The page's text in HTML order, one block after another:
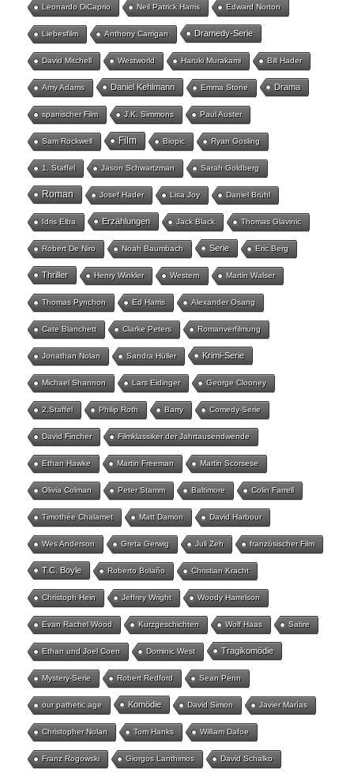
Leonardo DiCaprio Neil Patrick Harris Edward Norton
Liebesfilm Anthony Carrigan Dramedy-Serie
David Mitchell Westworld Haruki Murakami Bill Hader
Amy Adams Daniel Kehlmann Emma Stone Drama
spanischer Film J.K. Simmons Paul Auster
Sam Rockwell Film Biopic Ryan Gosling
1. Staffel Jason Schwartzman Sarah Goldberg
Roman Josef Hader Lisa Joy Daniel Brühl
Idris Elba Erzählungen Jack Black Thomas Glavinic
Robert De Niro Noah Baumbach Serie Eric Berg
Thriller Henry Winkler Western Martin Walser
Thomas Pynchon Ed Harris Alexander Osang
Cate Blanchett Clarke Peters Romanverfilmung
Jonathan Nolan Sandra Hüller Krimi-Serie
Michael Shannon Lars Eidinger George Clooney
2.Staffel Philip Roth Barry Comedy-Serie
David Fincher Filmklassiker der Jahrtausendwende
Ethan Hawke Martin Freeman Martin Scorsese
Olivia Colman Peter Stamm Baltimore Colin Farrell
Timothée Chalamet Matt Damon David Harbour
Wes Anderson Greta Gerwig Juli Zeh französischer Film
T.C. Boyle Roberto Bolaño Christian Kracht
Christoph Hein Jeffrey Wright Woody Harrelson
Evan Rachel Wood Kurzgeschichten Wolf Haas Satire
Ethan und Joel Coen Dominic West Tragikomödie
Mystery-Serie Robert Redford Sean Penn
our pathetic age Komödie David Simon Javier Marías
Christopher Nolan Tom Hanks William Dafoe
Franz Rogowski Giorgos Lanthimos David Schalko